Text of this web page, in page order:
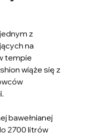
z
na
tempie
wiąże się z
bawełnianej
2700 litrów